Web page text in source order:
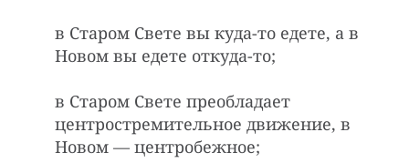
в Старом Свете вы куда-то едете, а в
Новом вы едете откуда-то;
в Старом Свете преобладает
центростремительное движение, в
Новом — центробежное;